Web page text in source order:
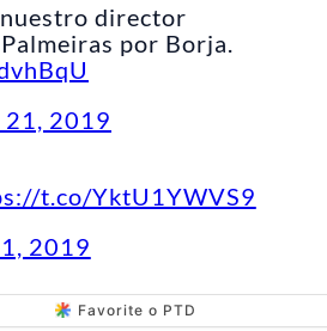
director
por Borja.
21, 2019
t.co/YktU1YWVS9
2019
Favorite o PTD